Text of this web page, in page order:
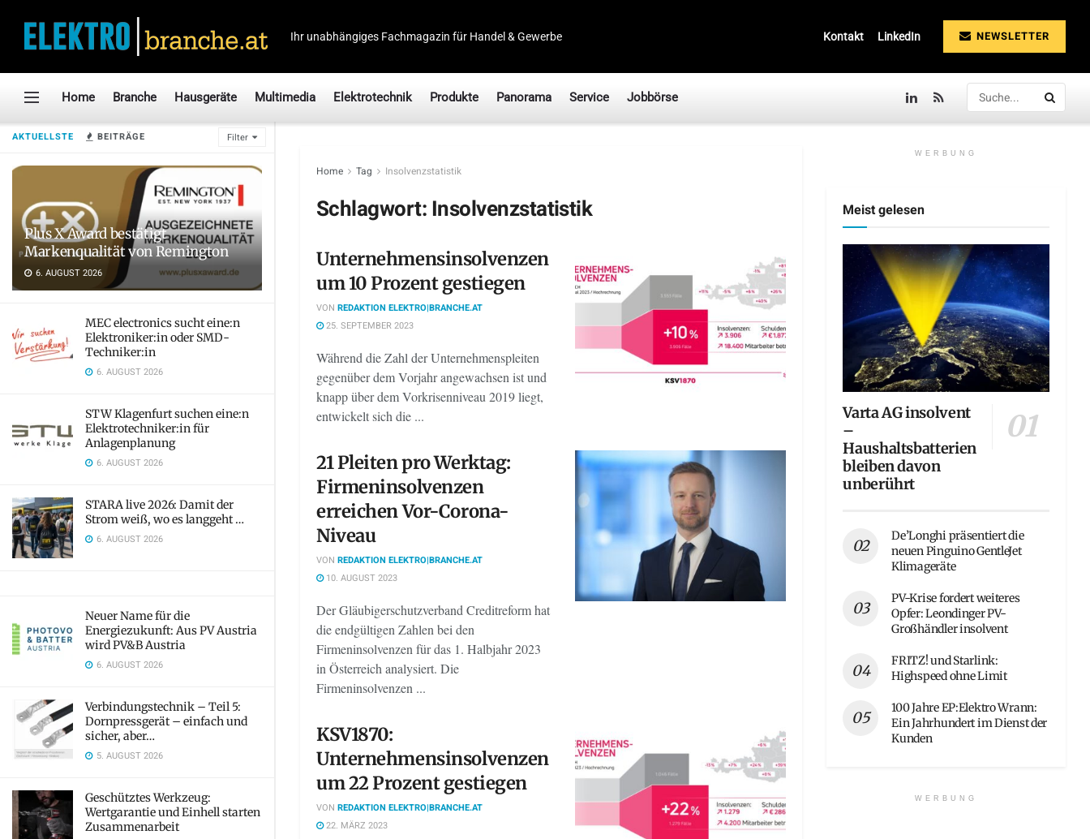
AKTUELLSTE BEITRÄGE Filter
Plus X Award bestätigt
Markenqualität von Remington
6. AUGUST 2026
MEC electronics sucht eine:n
Elektroniker:in oder SMD-
Techniker:in
6. AUGUST 2026
STW Klagenfurt suchen eine:n
Elektrotechniker:in für
Anlagenplanung
6. AUGUST 2026
STARA live 2026: Damit der
Strom weiß, wo es langgeht …
6. AUGUST 2026
Neuer Name für die
Energiezukunft: Aus PV Austria
wird PV&B Austria
6. AUGUST 2026
Verbindungstechnik – Teil 5:
Dornpressgerät – einfach und
sicher, aber…
5. AUGUST 2026
Geschütztes Werkzeug:
Wertgarantie und Einhell starten
Zusammenarbeit
Ihr unabhängiges Fachmagazin für Handel & Gewerbe Kontakt LinkedIn NEWSLETTER
Home Branche Hausgeräte Multimedia Elektrotechnik Produkte Panorama Service Jobbörse
Home Tag Insolvenzstatistik
Schlagwort:Insolvenzstatistik
Unter­neh­mens­in­sol­venzen
um 10 Prozent gestiegen
VON REDAKTION ELEKTRO|BRANCHE.AT
25. SEPTEMBER 2023
Während die Zahl der Unternehmenspleiten
gegenüber dem Vorjahr angewachsen ist und
knapp über dem Vorkrisenniveau 2019 liegt,
entwickelt sich die ...
21 Pleiten pro Werktag:
Firmeninsolvenzen
erreichen Vor-Corona-
Niveau
VON REDAKTION ELEKTRO|BRANCHE.AT
10. AUGUST 2023
Der Gläubigerschutzverband Creditreform hat
die endgültigen Zahlen bei den
Firmeninsolvenzen für das 1. Halbjahr 2023
in Österreich analysiert. Die
Firmeninsolvenzen ...
KSV1870:
Unternehmensinsolvenzen
um 22 Prozent gestiegen
VON REDAKTION ELEKTRO|BRANCHE.AT
22. MÄRZ 2023
WERBUNG
Meist gelesen
Varta AG insolvent
–
Haushaltsbatterien
bleiben davon
unberührt
De’Longhi präsentiert die
neuen Pinguino GentleJet
Klimageräte
PV-Krise fordert weiteres
Opfer: Leondinger PV-
Großhändler insolvent
FRITZ! und Starlink:
Highspeed ohne Limit
100 Jahre EP:Elektro Wrann:
Ein Jahrhundert im Dienst der
Kunden
WERBUNG